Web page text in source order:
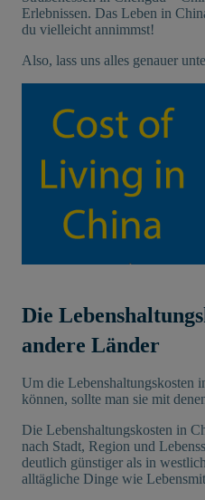
Erlebnissen. Das Leben in
du vielleicht annimmst!
Also, lass uns alles genauer
Die
andere Länder
Um die Lebenshaltungskosten
können, sollte man sie mit
Die Lebenshaltungskosten in
nach Stadt, Region und
deutlich günstiger als in
alltägliche Dinge wie